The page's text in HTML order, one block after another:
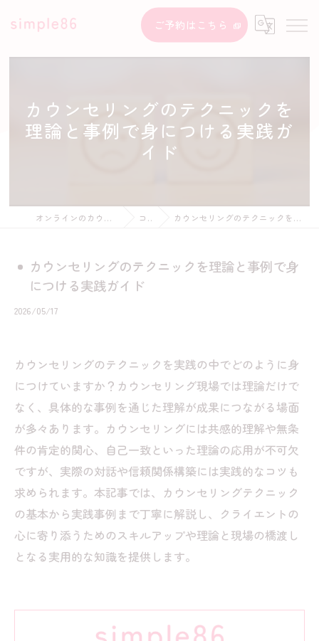
ご予約はこちら
カウンセリングのテクニックを
理論と事例で身につける実践ガ
イド
オンラインのカウンセリングならsimple86 コラム カウンセリングのテクニックを理論と事例で身につける実践ガイド
カウンセリングのテクニックを理論と事例で身
につける実践ガイド
2026/05/17
カウンセリングのテクニックを実践の中でどのように身
につけていますか？カウンセリング現場では理論だけで
なく、具体的な事例を通じた理解が成果につながる場面
が多々あります。カウンセリングには共感的理解や無条
件の肯定的関心、自己一致といった理論の応用が不可欠
ですが、実際の対話や信頼関係構築には実践的なコツも
求められます。本記事では、カウンセリングテクニック
の基本から実践事例まで丁寧に解説し、クライエントの
心に寄り添うためのスキルアップや理論と現場の橋渡し
となる実用的な知識を提供します。